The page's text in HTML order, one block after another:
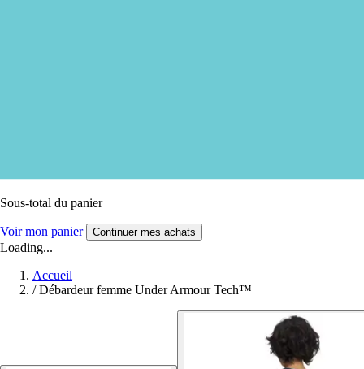
Sous-total du panier
Voir mon panier Continuer mes achats
Loading...
Accueil
/ Débardeur femme Under Armour Tech™